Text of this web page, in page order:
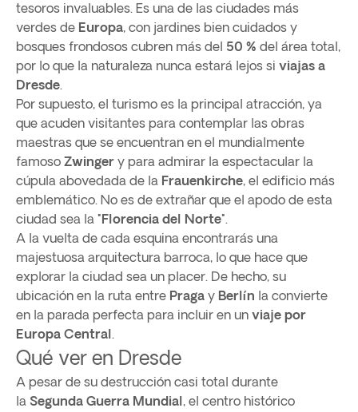
tesoros invaluables. Es una de las ciudades más
verdes de Europa, con jardines bien cuidados y
bosques frondosos cubren más del 50 % del área total,
por lo que la naturaleza nunca estará lejos si viajas a
Dresde.
Por supuesto, el turismo es la principal atracción, ya
que acuden visitantes para contemplar las obras
maestras que se encuentran en el mundialmente
famoso Zwinger y para admirar la espectacular la
cúpula abovedada de la Frauenkirche, el edificio más
emblemático. No es de extrañar que el apodo de esta
ciudad sea la "Florencia del Norte".
A la vuelta de cada esquina encontrarás una
majestuosa arquitectura barroca, lo que hace que
explorar la ciudad sea un placer. De hecho, su
ubicación en la ruta entre Praga y Berlín la convierte
en la parada perfecta para incluir en un viaje por
Europa Central.
Qué ver en Dresde
A pesar de su destrucción casi total durante
la Segunda Guerra Mundial, el centro histórico